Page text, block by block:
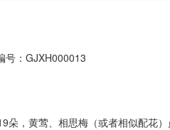
号：GJXH000013
，黄莺、相思梅（或者相似配花）